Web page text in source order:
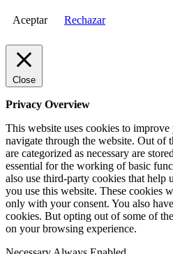
Aceptar Rechazar
Close
Privacy Overview
This website uses cookies to
navigate through the website. Out of
are categorized as necessary are
essential for the working of basic
also use third-party cookies that help
you use this website. These cookies
only with your consent. You also
cookies. But opting out of some of
on your browsing experience.